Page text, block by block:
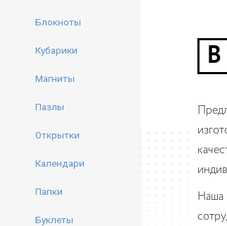
Блокноты
Кубарики
Магниты
Пазлы
Открытки
Календари
Папки
Буклеты
В типографии «Аква Арт Принт» вы можете заказать печать
Наша